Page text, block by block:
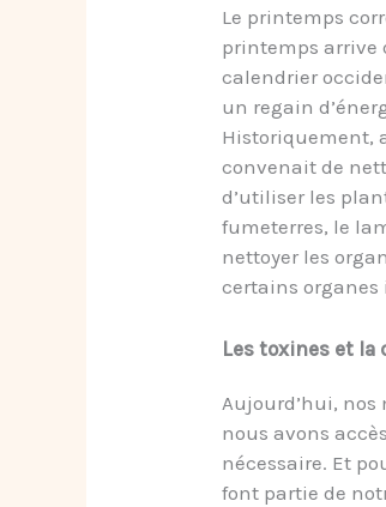
Le printemps
printemps arrive
calendrier
un regain
Historiquement,
convenait de
d’utiliser les
fumeterres, le
nettoyer les
certains organes
Les toxines et la
Aujourd’hui,
nous avons
nécessaire. Et
font partie de